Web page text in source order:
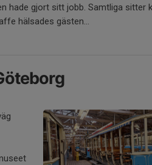
hade gjort sitt jobb. Samtliga sitter
hälsades gästen...